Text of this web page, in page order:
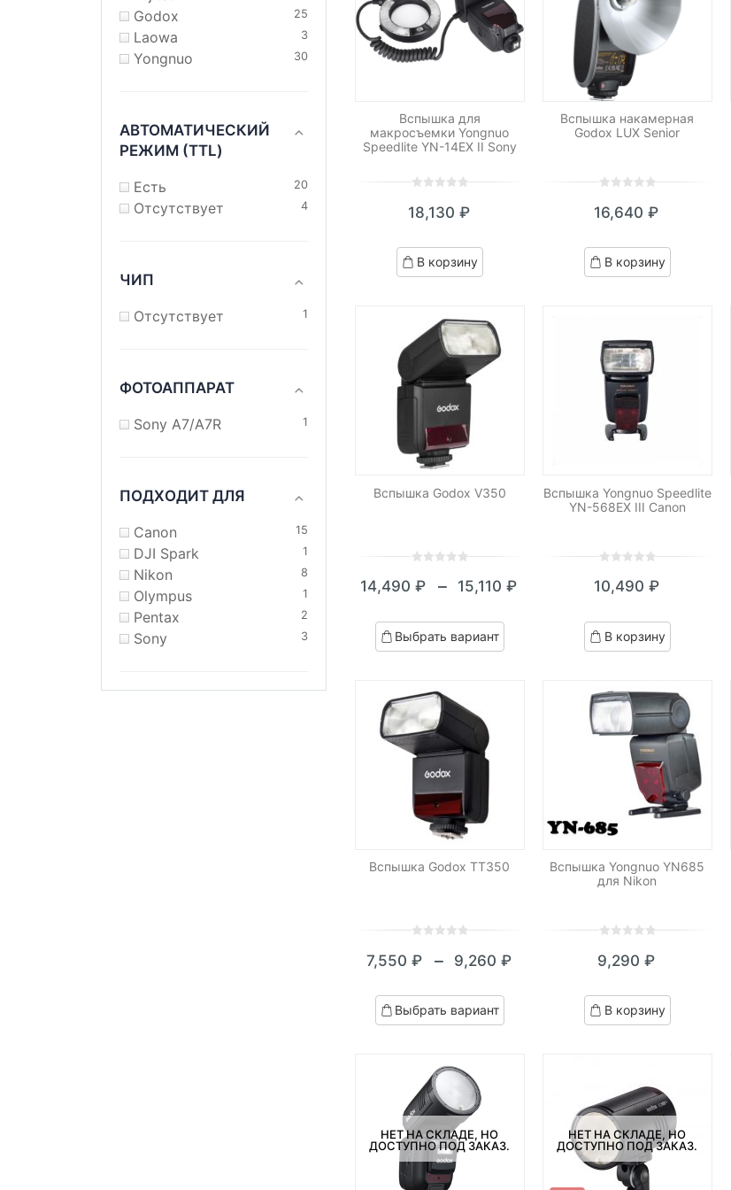
Godox 25
Laowa 3
Yongnuo 30
АВТОМАТИЧЕСКИЙ
РЕЖИМ (TTL)
Есть 20
Отсутствует 4
ЧИП
Отсутствует 1
ФОТОАППАРАТ
Sony A7/A7R 1
ПОДХОДИТ ДЛЯ
Canon 15
DJI Spark 1
Nikon 8
Olympus 1
Pentax 2
Sony 3
Вспышка для
макросъемки Yongnuo
Speedlite YN-14EX II Sony
out
based
on
18,130 ₽
В корзину
Вспышка накамерная
Godox LUX Senior
out
based
on
16,640₽
В корзину
Вспышка Godox V350
out
based
on
14,490₽ – 15,110₽
Диапазон
цен:
14,490 ₽
15,110 ₽
Выбрать вариант
Вспышка Yongnuo Speedlite
YN-568EX III Canon
out
based
on
10,490 ₽
В корзину
Вспышка Godox TT350
out
based
on
7,550 ₽ – 9,260 ₽
Диапазон
цен:
7,550 ₽
9,260 ₽
Выбрать вариант
Вспышка Yongnuo YN685
для Nikon
out
based
on
9,290₽
В корзину
НЕТ НА СКЛАДЕ, НО
ДОСТУПНО ПОД ЗАКАЗ.
НЕТ НА СКЛАДЕ, НО
ДОСТУПНО ПОД ЗАКАЗ.